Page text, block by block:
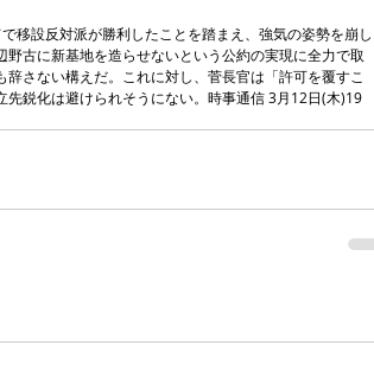
移設反対派が勝利したことを踏まえ、強気の姿勢を崩し
古に新基地を造らせないという公約の実現に全力で取
さない構えだ。これに対し、菅長官は「許可を覆すこ
鋭化は避けられそうにない。時事通信 3月12日(木)19